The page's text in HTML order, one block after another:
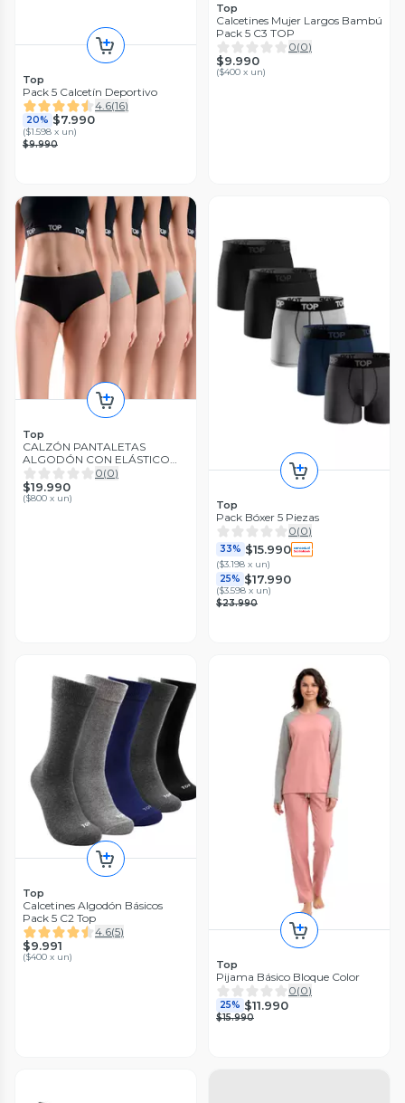
Top
Pack 5 Calcetín Deportivo
4.6(16)
20% $7.990
($1.598 x un)
$9.990
Top
Calcetines Mujer Largos Bambú
Pack 5 C3 TOP
0(0)
$9.990
($400 x un)
Top
CALZÓN PANTALETAS
ALGODÓN CON ELÁSTICO
PACK 5 C2 TOP
0(0)
$19.990
($800 x un)
Top
Pack Bóxer 5 Piezas
0(0)
33% $15.990
($3.198 x un)
25% $17.990
($3.598 x un)
$23.990
Top
Calcetines Algodón Básicos
Pack 5 C2 Top
4.6(5)
$9.991
($400 x un)
Top
Pijama Básico Bloque Color
0(0)
25% $11.990
$15.990